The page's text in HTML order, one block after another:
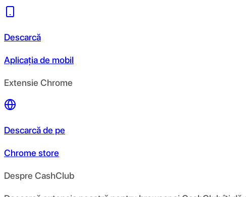
Descarcă
Aplicația de mobil
Extensie Chrome
Descarcă de pe
Chrome store
Despre CashClub